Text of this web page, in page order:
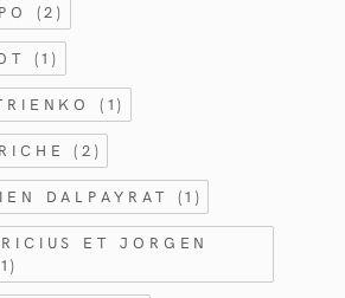
(2)
(1)
(1)
(2)
DALPAYRAT (1)
ET JORGEN